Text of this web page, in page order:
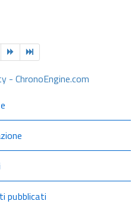
- ChronoEngine.com
pubblicati